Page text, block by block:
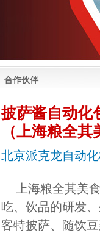
合作伙伴
披萨酱自动化
（上海粮全
北京派克龙自动
上海粮全其美
吃、饮品的研发
客特披萨、随饮